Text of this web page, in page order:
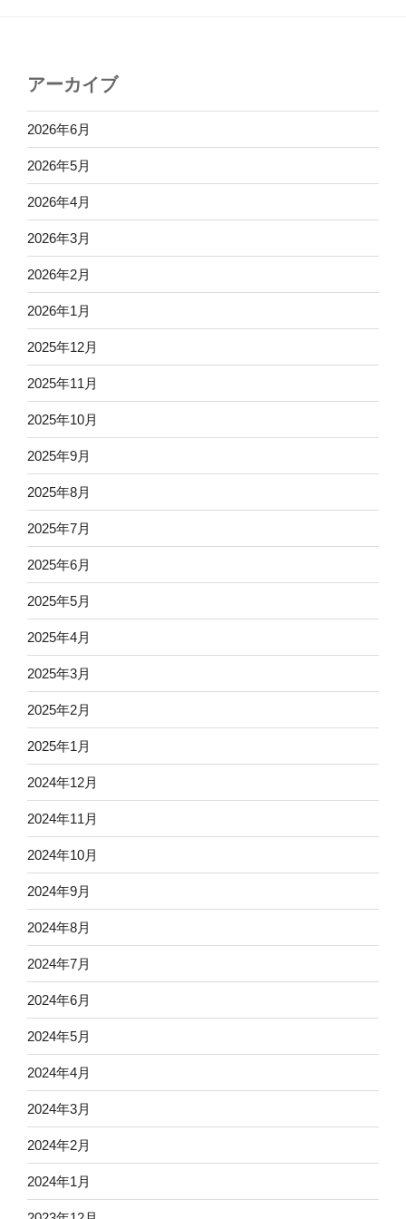
アーカイブ
2026年6月
2026年5月
2026年4月
2026年3月
2026年2月
2026年1月
2025年12月
2025年11月
2025年10月
2025年9月
2025年8月
2025年7月
2025年6月
2025年5月
2025年4月
2025年3月
2025年2月
2025年1月
2024年12月
2024年11月
2024年10月
2024年9月
2024年8月
2024年7月
2024年6月
2024年5月
2024年4月
2024年3月
2024年2月
2024年1月